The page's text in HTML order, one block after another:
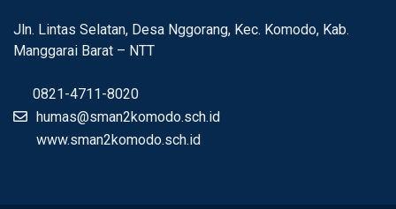
Jln. Lintas Selatan, Desa Nggorang, Kec. Komodo, Kab.
Manggarai Barat – NTT
0821-4711-8020
humas@sman2komodo.sch.id
www.sman2komodo.sch.id